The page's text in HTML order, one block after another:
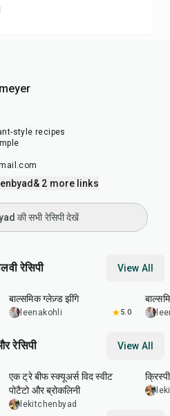
style recipes
& 2 more links
की सभी रेसिपी देखें
रेसिपी View All
25 min
बाल्समिक ग्लेज़्ड झींगे
leenakohli 5.0
रेसिपी View All
45
एक ट्रे बीफ स्क्यूअर्स विद स्वीट
पोटैटो और ब्रोकलिनी
lekitchenbyad